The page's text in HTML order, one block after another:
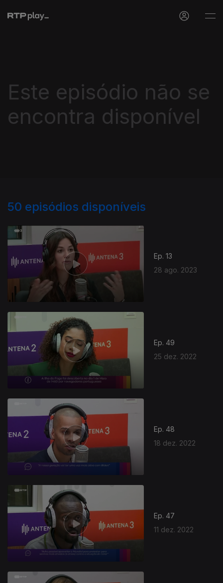
Este episódio não se
encontra disponível
50 episódios disponíveis
Ep. 13
28 ago. 2023
Ep. 49
25 dez. 2022
Ep. 48
18 dez. 2022
Ep. 47
11 dez. 2022